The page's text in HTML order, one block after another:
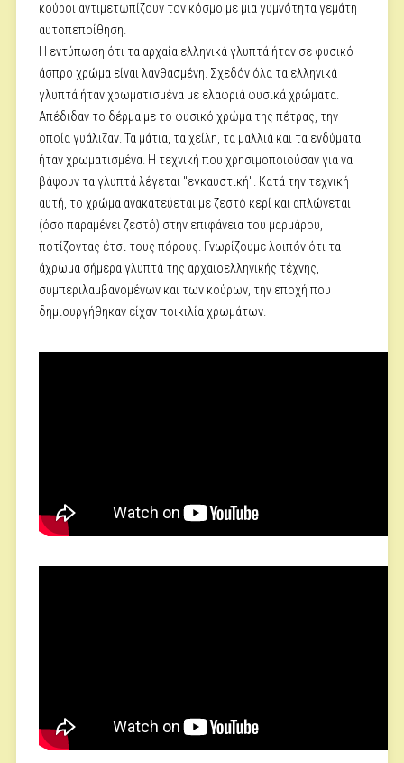
κούροι αντιμετωπίζουν τον κόσμο με μια γυμνότητα γεμάτη
αυτοπεποίθηση.
Η εντύπωση ότι τα αρχαία ελληνικά γλυπτά ήταν σε φυσικό
άσπρο χρώμα είναι λανθασμένη. Σχεδόν όλα τα ελληνικά
γλυπτά ήταν χρωματισμένα με ελαφριά φυσικά χρώματα.
Απέδιδαν το δέρμα με το φυσικό χρώμα της πέτρας, την
οποία γυάλιζαν. Τα μάτια, τα χείλη, τα μαλλιά και τα ενδύματα
ήταν χρωματισμένα. Η τεχνική που χρησιμοποιούσαν για να
βάψουν τα γλυπτά λέγεται "εγκαυστική". Κατά την τεχνική
αυτή, το χρώμα ανακατεύεται με ζεστό κερί και απλώνεται
(όσο παραμένει ζεστό) στην επιφάνεια του μαρμάρου,
ποτίζοντας έτσι τους πόρους. Γνωρίζουμε λοιπόν ότι τα
άχρωμα σήμερα γλυπτά της αρχαιοελληνικής τέχνης,
συμπεριλαμβανομένων και των κούρων, την εποχή που
δημιουργήθηκαν είχαν ποικιλία χρωμάτων.